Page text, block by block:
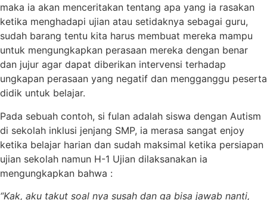
maka ia akan menceritakan tentang apa yang ia rasakan
ketika menghadapi ujian atau setidaknya sebagai guru,
sudah barang tentu kita harus membuat mereka mampu
untuk mengungkapkan perasaan mereka dengan benar
dan jujur agar dapat diberikan intervensi terhadap
ungkapan perasaan yang negatif dan mengganggu peserta
didik untuk belajar.
Pada sebuah contoh, si fulan adalah siswa dengan Autism
di sekolah inklusi jenjang SMP, ia merasa sangat enjoy
ketika belajar harian dan sudah maksimal ketika persiapan
ujian sekolah namun H-1 Ujian dilaksanakan ia
mengungkapkan bahwa :
“Kak, aku takut soal nya susah dan ga bisa jawab nanti,